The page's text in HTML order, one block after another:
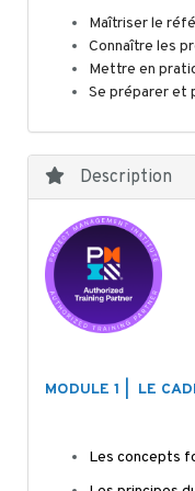
Maîtriser le
Connaître les
Mettre en
Se préparer et
Description
MODULE 1 | LE
Les concepts